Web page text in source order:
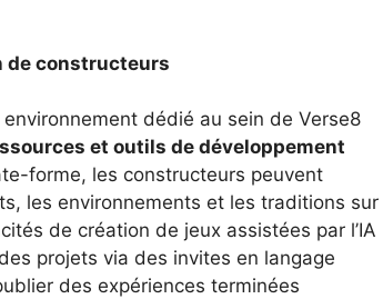
de constructeurs
dédié au sein de Verse8
et outils de développement
forme, les constructeurs peuvent
les environnements et les traditions sur
de création de jeux assistées par l’IA
projets via des invites en langage
des expériences terminées